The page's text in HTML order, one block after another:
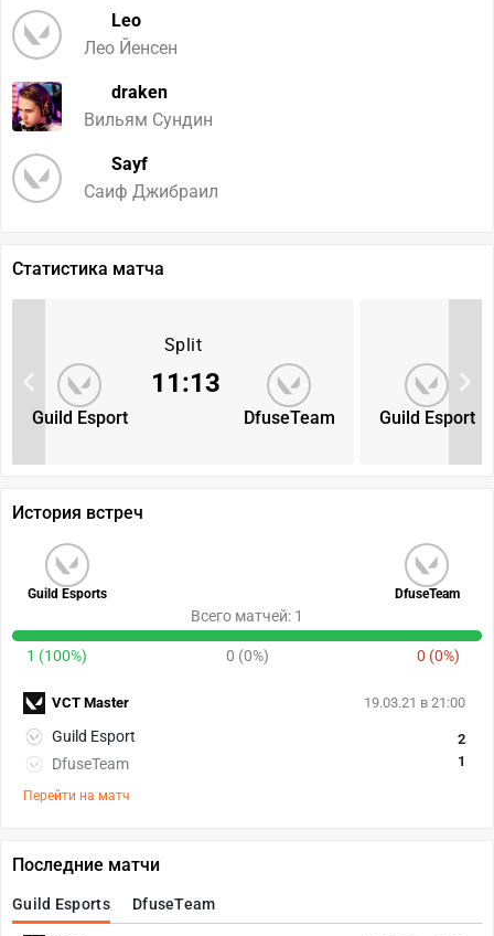
Leo
Лео Йенсен
draken
Вильям Сундин
Sayf
Саиф Джибраил
Статистика матча
Split
Guild Esport DfuseTeam
11:13
Guild Esport
История встреч
Guild Esports DfuseTeam
Всего матчей: 1
1 (100%) 0 (0%) 0 (0%)
19.03.21 в 21:00
Guild Esport
DfuseTeam
2
1
Перейти на матч
VCT Master
Последние матчи
Guild Esports DfuseTeam